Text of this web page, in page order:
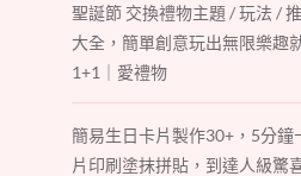
聖誕節 交換禮物主題 / 玩法 /
大全，簡單創意玩出無限樂趣
1+1｜愛禮物
簡易生日卡片製作30+，5分鐘
片印刷塗抹拼貼，到達人級驚